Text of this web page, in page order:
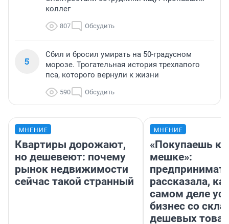
коллег
807 Обсудить
5
Сбил и бросил умирать на 50-градусном
морозе. Трогательная история трехлапого
пса, которого вернули к жизни
590 Обсудить
МНЕНИЕ
Квартиры дорожают,
но дешевеют: почему
рынок недвижимости
сейчас такой странный
МНЕНИЕ
«Покупаешь
мешке»:
рассказала,
самом деле
бизнес со
дешевых